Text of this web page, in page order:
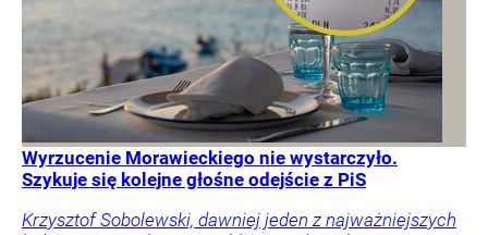
Wyrzucenie Morawieckiego nie wystarczyło.
Szykuje się kolejne głośne odejście z PiS
Krzysztof Sobolewski, dawniej jeden z najważniejszych